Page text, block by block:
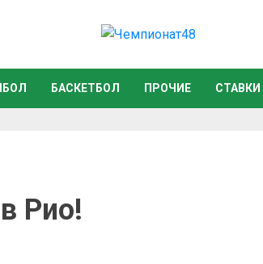
БАСКЕТБОЛ ПРОЧИЕ СТАВКИ
Рио!